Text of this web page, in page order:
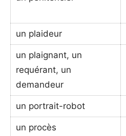
un plaideur
un plaignant, un
requérant, un
demandeur
un portrait-robot
un procès